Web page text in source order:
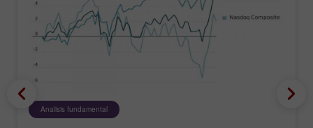
Analisis fundamental